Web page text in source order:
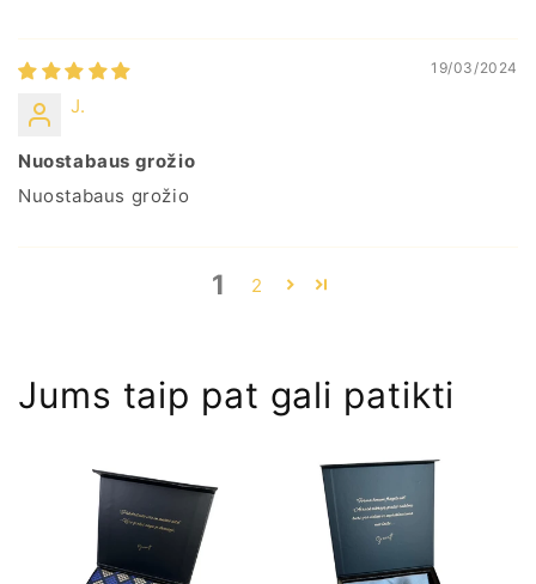
19/03/2024
J.
Nuostabaus grožio
Nuostabaus grožio
1 2
Jums taip pat gali patikti